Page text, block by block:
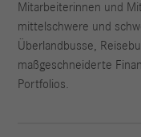
Mitarbeiterinnen und
mittelschwere und
Überlandbusse,
maßgeschneiderte
Portfolios.